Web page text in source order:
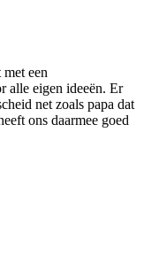
een
alle eigen ideeën. Er
net zoals papa dat
ons daarmee goed